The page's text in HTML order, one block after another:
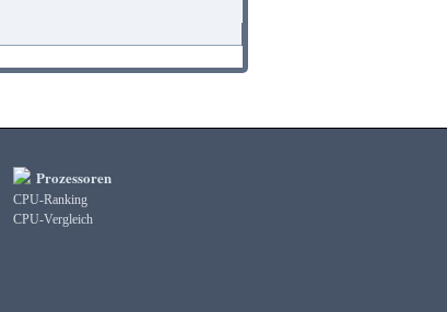
Prozessoren
CPU-Ranking
CPU-Vergleich